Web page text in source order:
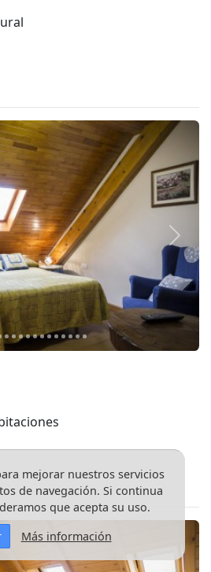
mejorar nuestros servicios
de navegación. Si continua
que acepta su uso.
Más información